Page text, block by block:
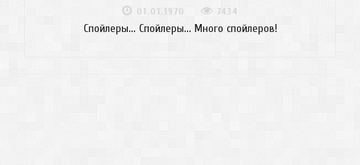
01.01.1970 7434
Спойлеры... Спойлеры... Много спойлеров!